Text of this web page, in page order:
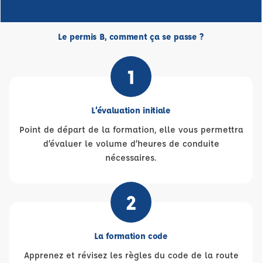
Le permis B, comment ça se passe ?
1
L’évaluation initiale
Point de départ de la formation, elle vous permettra
d’évaluer le volume d’heures de conduite
nécessaires.
2
La formation code
Apprenez et révisez les règles du code de la route